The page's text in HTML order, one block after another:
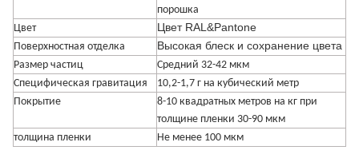
порошка
Цвет
Цвет RAL&Pantone
Поверхностная отделка Высокая блеск и сохранение цвета
Размер частиц
Средний 32-42 мкм
Специфическая гравитация
10,2-1,7 г на кубический метр
Покрытие
8-10 квадратных метров на кг при
толщине пленки 30-90 мкм
толщина пленки
Не менее 100 мкм